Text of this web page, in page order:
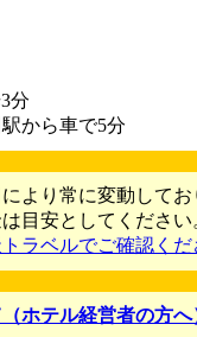
分
から車で5分
より常に変動してお
目安としてください
ラベルでご確認くだ
ホテル経営者の方へ